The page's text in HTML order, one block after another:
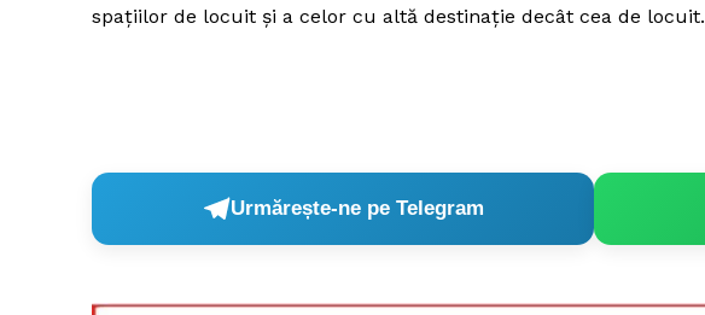
spațiilor de locuit și a celor cu altă destinație decât cea de locuit.
Urmărește-ne pe Telegram